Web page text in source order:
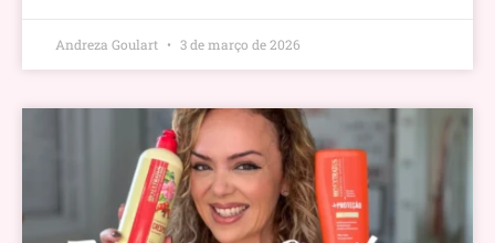
Andreza Goulart 3 de março de 2026